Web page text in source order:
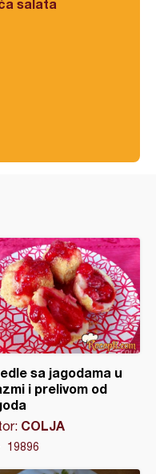
salata
sa jagodama u
i prelivom od
COLJA
19896